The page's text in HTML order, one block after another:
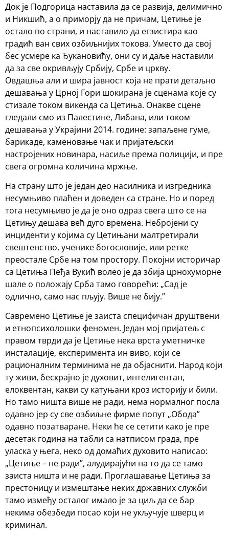
​Док је Подгорица наставила да се развија, делимично
и Никшић, а о приморју да не причам, Цетиње је
остало по страни, и наставило да егзистира као
градић ван свих озбиљнијих токова. Уместо да свој
бес усмере ка Ђукановићу, они су и даље наставили
да за све окривљују Србију, Србе и цркву.
Овдашња али и шира јавност која не прати детаљно
дешавања у Црној Гори шокирана је сценама које су
стизале током викенда са Цетиња. Онакве сцене
гледали смо из Палестине, Либана, или током
дешавања у Украјини 2014. године: запаљене гуме,
барикаде, каменовање чак и пријатељски
настројених новинара, насиље према полицији, и пре
свега огромна количина мржње.
На страну што је један део насилника и изгредника
несумњиво плаћен и доведен са стране. Но и поред
тога несумњиво је да је оно одраз свега што се на
Цетињу дешава већ дуго времена. Небројени су
инциденти у којима су Цетињани малтретирали
свештенство, ученике богословије, или ретке
преостале Србе на том простору. Покојни историчар
са Цетиња Пеђа Вукић волео је да збија црнохуморне
шале о положају Срба тамо говорећи: „Сад је
одлично, само нас пљују. Више не бију.”
Савремено Цетиње је заиста специфичан друштвени
и етнопсихолошки феномен. Један мој пријатељ с
правом тврди да је Цетиње нека врста уметничке
инсталације, експеримента ин виво, који се
рационалним терминима не да објаснити. Народ који
ту живи, бескрајно је духовит, интелигентан,
елоквентан, какви су катуњани кроз историју и били.
Но тамо ништа више не ради, нема нормалног посла
одавно јер су све озбиљне фирме попут „Обода”
одавно позатваране. Неки ће се сетити како је пре
десетак година на табли са натписом града, пре
уласка у њега, неко од домаћих духовито написао:
„Цетиње – не ради”, алудирајући на то да се тамо
заиста ништа и не ради. Проглашавање Цетиња за
престоницу и измештање неких државних служби
тамо између осталог имало је за циљ да се бар
некима обезбеди посао који не укључује шверц и
криминал.